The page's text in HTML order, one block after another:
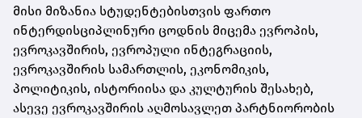
მისი მიზანია სტუდენტებისთვის ფართო
ინტერდისციპლინური ცოდნის მიცემა ევროპის,
ევროკავშირის, ევროპული ინტეგრაციის,
ევროკავშირის სამართლის, ეკონომიკის,
პოლიტიკის, ისტორიისა და კულტურის შესახებ,
ასევე ევროკავშირის აღმოსავლეთ პარტნიორობის